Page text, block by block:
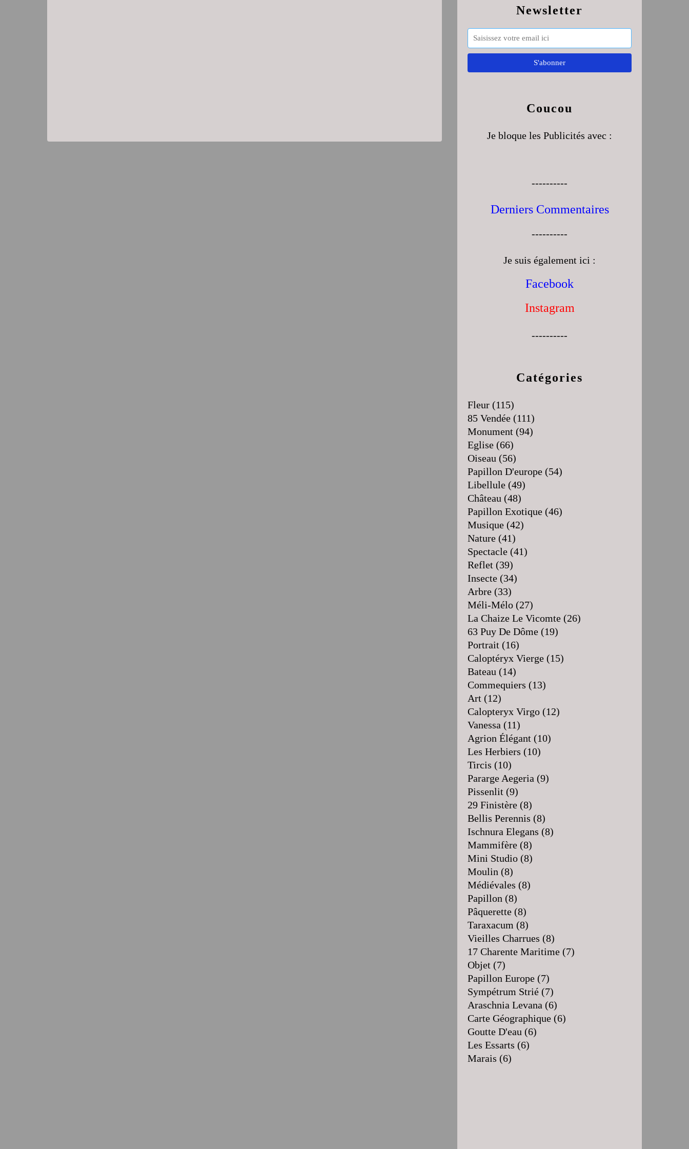
Newsletter
Catégories
Fleur (115)
85 Vendée (111)
Monument (94)
Eglise (66)
Oiseau (56)
Papillon D'europe (54)
Libellule (49)
Château (48)
Papillon Exotique (46)
Musique (42)
Nature (41)
Spectacle (41)
Reflet (39)
Insecte (34)
Arbre (33)
Méli-Mélo (27)
La Chaize Le Vicomte (26)
63 Puy De Dôme (19)
Portrait (16)
Caloptéryx Vierge (15)
Bateau (14)
Commequiers (13)
Art (12)
Calopteryx Virgo (12)
Vanessa (11)
Agrion Élégant (10)
Les Herbiers (10)
Tircis (10)
Pararge Aegeria (9)
Pissenlit (9)
29 Finistère (8)
Bellis Perennis (8)
Ischnura Elegans (8)
Mammifère (8)
Mini Studio (8)
Moulin (8)
Médiévales (8)
Papillon (8)
Pâquerette (8)
Taraxacum (8)
Vieilles Charrues (8)
17 Charente Maritime (7)
Objet (7)
Papillon Europe (7)
Sympétrum Strié (7)
Araschnia Levana (6)
Carte Géographique (6)
Goutte D'eau (6)
Les Essarts (6)
Marais (6)
Coucou
Je bloque les Publicités avec :
----------
Derniers Commentaires
----------
Je suis également ici :
Facebook
Instagram
----------